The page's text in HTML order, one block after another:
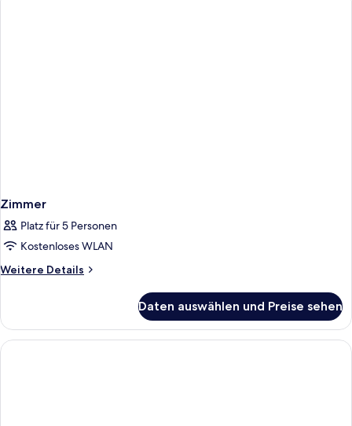
Zimmer
Platz für 5 Personen
Kostenloses WLAN
Weitere Details
Weitere
Daten auswählen und Preise sehen